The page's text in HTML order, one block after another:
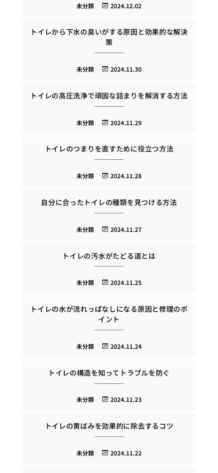
2024.12.02
未分類
トイレから下水の臭いがする原因と効果的な解決
策
2024.11.30
未分類
トイレの高圧洗浄で頑固な詰まりを解消する方法
2024.11.29
未分類
トイレのつまりを直すために役立つ方法
2024.11.28
未分類
自分に合ったトイレの種類を見つける方法
2024.11.27
未分類
トイレの汚水がたどる道とは
2024.11.25
未分類
トイレの水が流れっぱなしになる原因と修理のポ
イント
2024.11.24
未分類
トイレの構造を知ってトラブルを防ぐ
2024.11.23
未分類
トイレの黄ばみを効果的に除去するコツ
2024.11.22
未分類